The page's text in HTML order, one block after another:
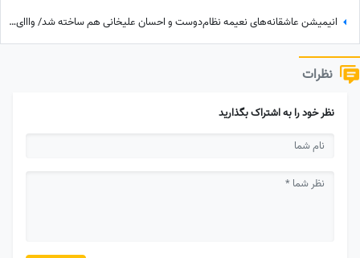
انیمیشن عاشقانه‌های نعیمه نظام‌دوست و احسان علیخانی هم ساخته شد/ وااای از دست نعیمه و خنده‌هاش🤣
نظرات
نظر خود را به اشتراک بگذارید